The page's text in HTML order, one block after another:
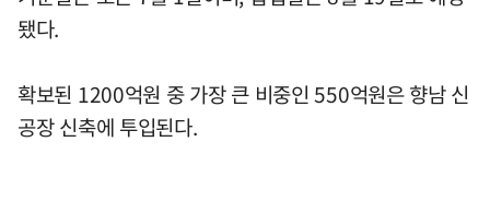
됐다.
확보된 1200억원 중 가장 큰 비중인 550억원은 향남 신
공장 신축에 투입된다.